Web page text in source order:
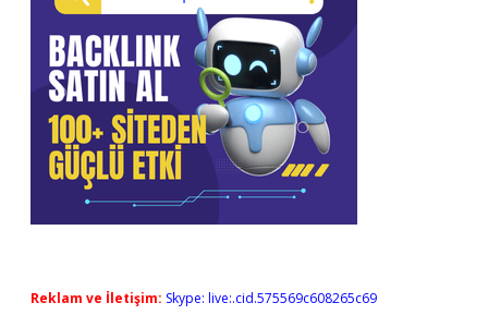
Reklam ve İletişim: Skype: live:.cid.575569c608265c69